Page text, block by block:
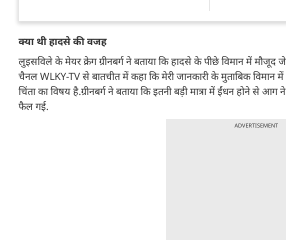
क्या थी हादसे की वजह
लुइसविले के मेयर क्रेग ग्रीनबर्ग ने बताया कि हादसे के पीछे विमान में मौजूद
चैनल WLKY-TV से बातचीत में कहा कि मेरी जानकारी के मुताबिक
चिंता का विषय है.ग्रीनबर्ग ने बताया कि इतनी बड़ी मात्रा में ईंधन होने
फैल गई.
ADVERTISEMENT